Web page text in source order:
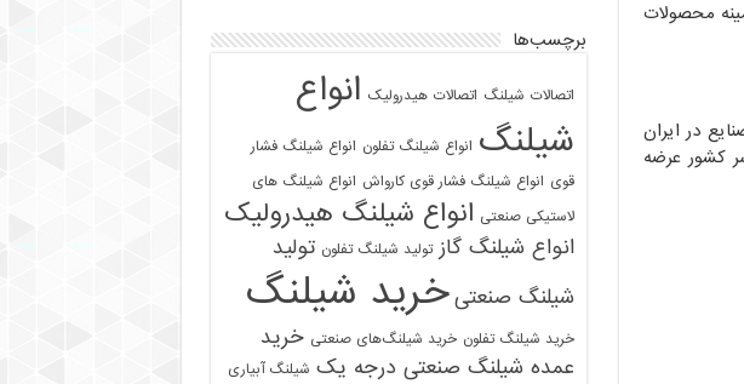
محصولات
در ایران
کشور عرضه
برچسب‌ها
اتصالات شیلنگ اتصالات هیدرولیک انواع
شیلنگ انواع شیلنگ تفلون انواع شیلنگ فشار
قوی انواع شیلنگ فشار قوی کارواش انواع شیلنگ های
لاستیکی صنعتی انواع شیلنگ هیدرولیک
انواع شیلنگ گاز تولید شیلنگ تفلون تولید
شیلنگ صنعتی خرید شیلنگ
خرید شیلنگ تفلون خرید شیلنگ‌های صنعتی خرید
عمده شیلنگ صنعتی درجه یک شیلنگ آبیاری